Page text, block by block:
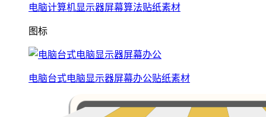
电脑计算机显示器屏幕算法贴纸素材
图标
电脑台式电脑显示器屏幕办公贴纸素材